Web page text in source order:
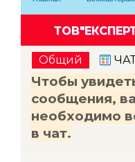
Партнерка
Модели
Контакты